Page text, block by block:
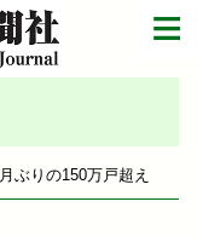
ぶりの150万戸超え